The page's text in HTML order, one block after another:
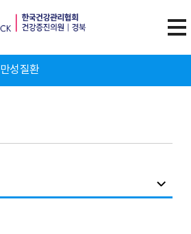
만성질환